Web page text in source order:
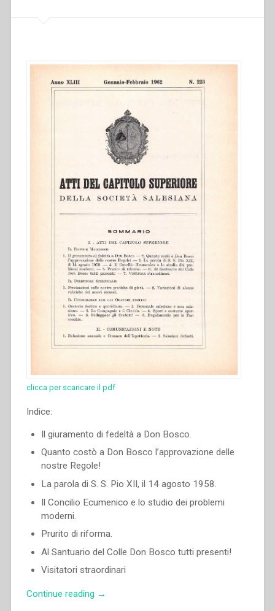
clicca per scaricare il pdf
Indice:
Il giuramento di fedeltà a Don Bosco.
Quanto costò a Don Bosco l’approvazione delle
nostre Regole!
La parola di S. S. Pio XII, il 14 agosto 1958.
Il Concilio Ecumenico e lo studio dei problemi
moderni.
Prurito di riforma.
Al Santuario del Colle Don Bosco tutti presenti!
Visitatori straordinari
Continue reading “Renato
→